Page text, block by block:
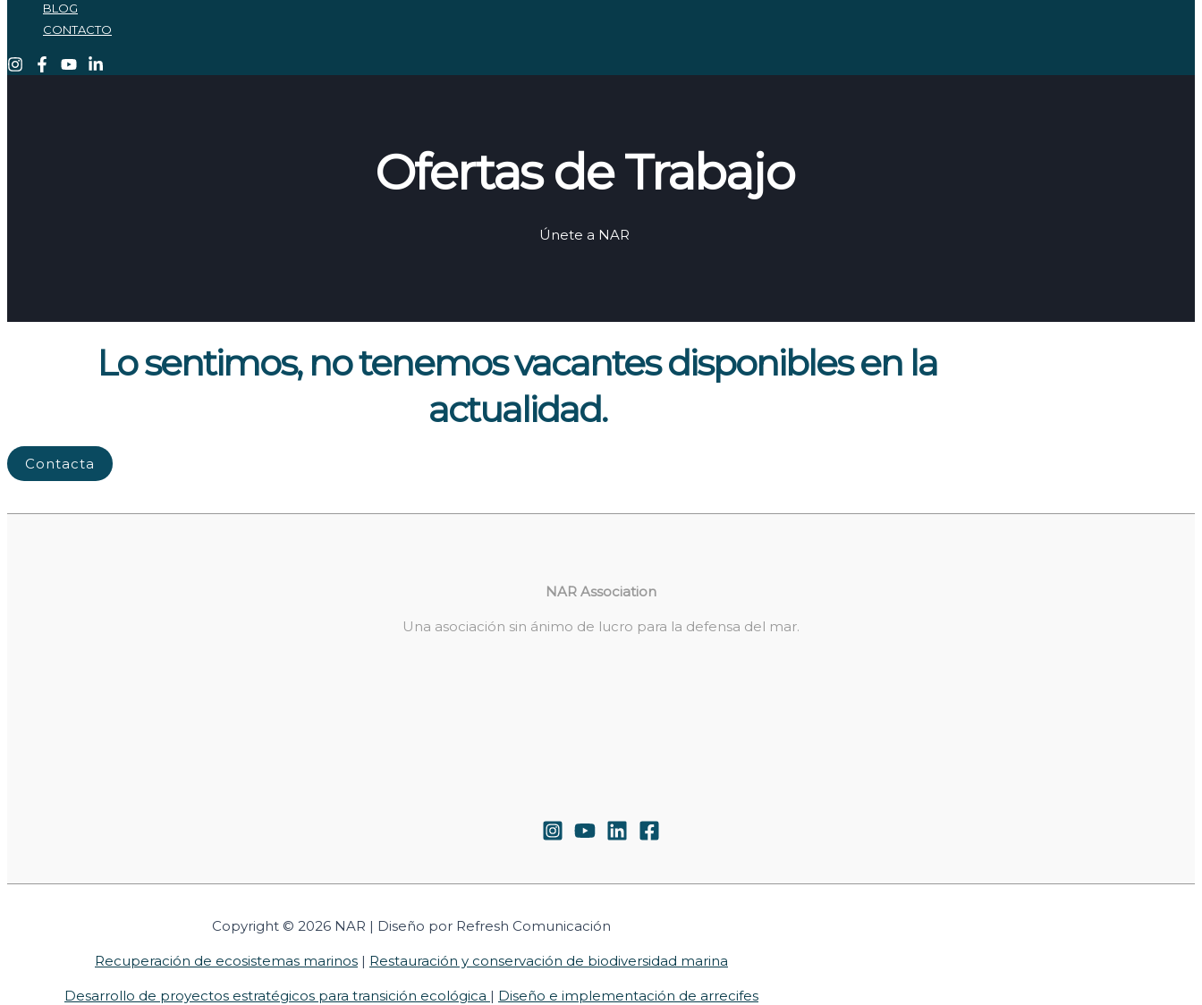
BLOG
CONTACTO
Ofertas de Trabajo
Únete a NAR
Lo sentimos, no tenemos vacantes disponibles en la
actualidad.
Contacta
NAR Association
Una asociación sin ánimo de lucro para la defensa del mar.
Copyright © 2026 NAR | Diseño por Refresh Comunicación
Recuperación de ecosistemas marinos | Restauración y conservación de biodiversidad marina
Desarrollo de proyectos estratégicos para transición ecológica | Diseño e implementación de arrecifes